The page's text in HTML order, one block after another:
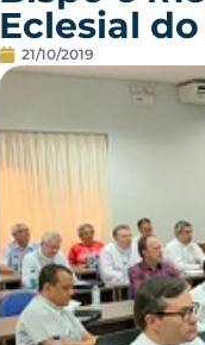
Eclesial
21/10/2019